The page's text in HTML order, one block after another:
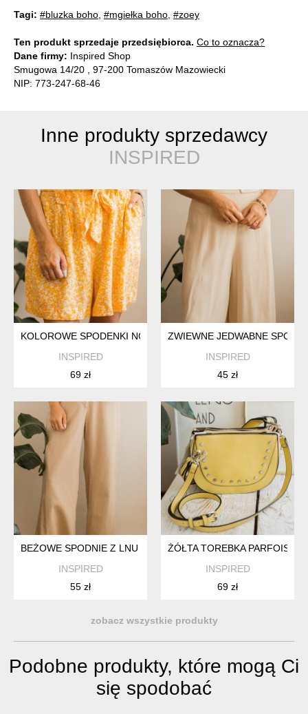
Tagi: #bluzka boho, #mgiełka boho, #zoey
Ten produkt sprzedaje przedsiębiorca. Co to oznacza?
Dane firmy: Inspired Shop
Smugowa 14/20 , 97-200 Tomaszów Mazowiecki
NIP: 773-247-68-46
Inne produkty sprzedawcy
INSPIRED
KOLOROWE SPODENKI NOWE 42
INSPIRED
69 zł
ZWIEWNE JEDWABNE
INSPIRED
45 zł
BEŻOWE SPODNIE Z LNU I BAWEŁNY S
INSPIRED
55 zł
ŻÓŁTA TOREBKA PARFOIS
INSPIRED
69 zł
zobacz wszystkie produkty
Podobne produkty, które mogą Ci
się spodobać